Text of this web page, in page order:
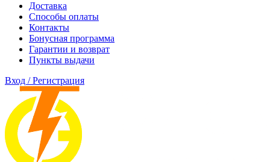
Доставка
Способы оплаты
Контакты
Бонусная программа
Гарантии и возврат
Пункты выдачи
Вход / Регистрация